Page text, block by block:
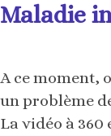
Maladie
A ce moment,
un problème
La vidéo à